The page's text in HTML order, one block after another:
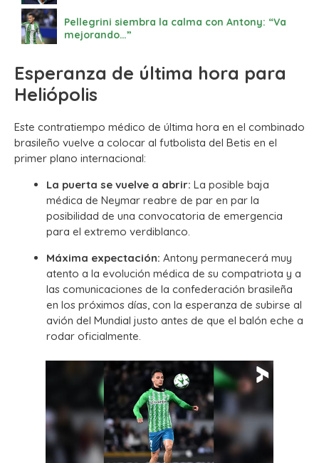
Pellegrini siembra la calma con Antony: “Va
mejorando…”
Esperanza de última hora para
Heliópolis
Este contratiempo médico de última hora en el combinado
brasileño vuelve a colocar al futbolista del Betis en el
primer plano internacional:
La puerta se vuelve a abrir: La posible baja
médica de Neymar reabre de par en par la
posibilidad de una convocatoria de emergencia
para el extremo verdiblanco.
Máxima expectación: Antony permanecerá muy
atento a la evolución médica de su compatriota y a
las comunicaciones de la confederación brasileña
en los próximos días, con la esperanza de subirse al
avión del Mundial justo antes de que el balón eche a
rodar oficialmente.